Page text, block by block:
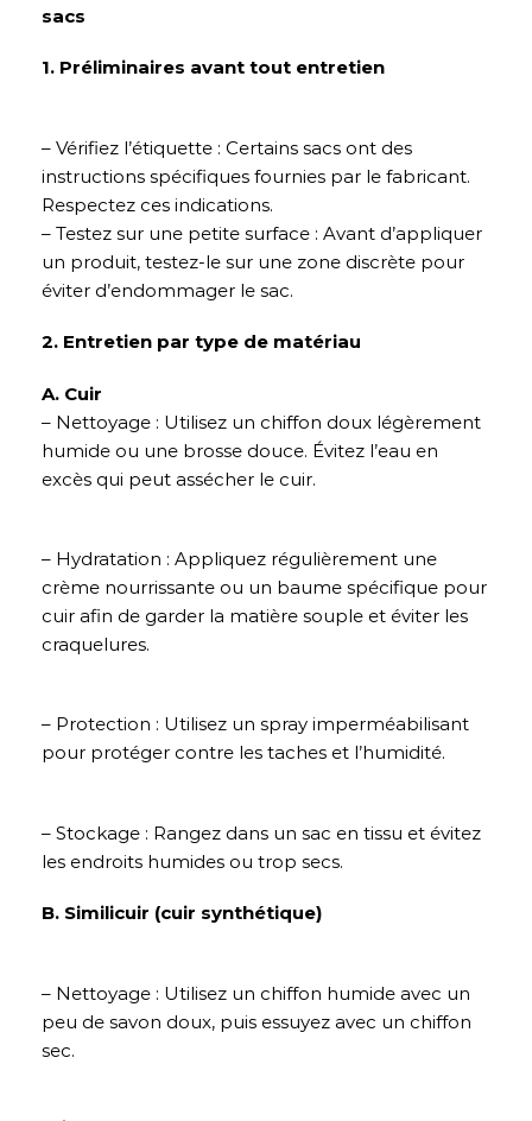
sacs
1. Préliminaires avant tout entretien
– Vérifiez l’étiquette : Certains sacs ont des
instructions spécifiques fournies par le fabricant.
Respectez ces indications.
– Testez sur une petite surface : Avant d’appliquer
un produit, testez-le sur une zone discrète pour
éviter d’endommager le sac.
2. Entretien par type de matériau
A. Cuir
– Nettoyage : Utilisez un chiffon doux légèrement
humide ou une brosse douce. Évitez l’eau en
excès qui peut assécher le cuir.
– Hydratation : Appliquez régulièrement une
crème nourrissante ou un baume spécifique pour
cuir afin de garder la matière souple et éviter les
craquelures.
– Protection : Utilisez un spray imperméabilisant
pour protéger contre les taches et l’humidité.
– Stockage : Rangez dans un sac en tissu et évitez
les endroits humides ou trop secs.
B. Similicuir (cuir synthétique)
– Nettoyage : Utilisez un chiffon humide avec un
peu de savon doux, puis essuyez avec un chiffon
sec.